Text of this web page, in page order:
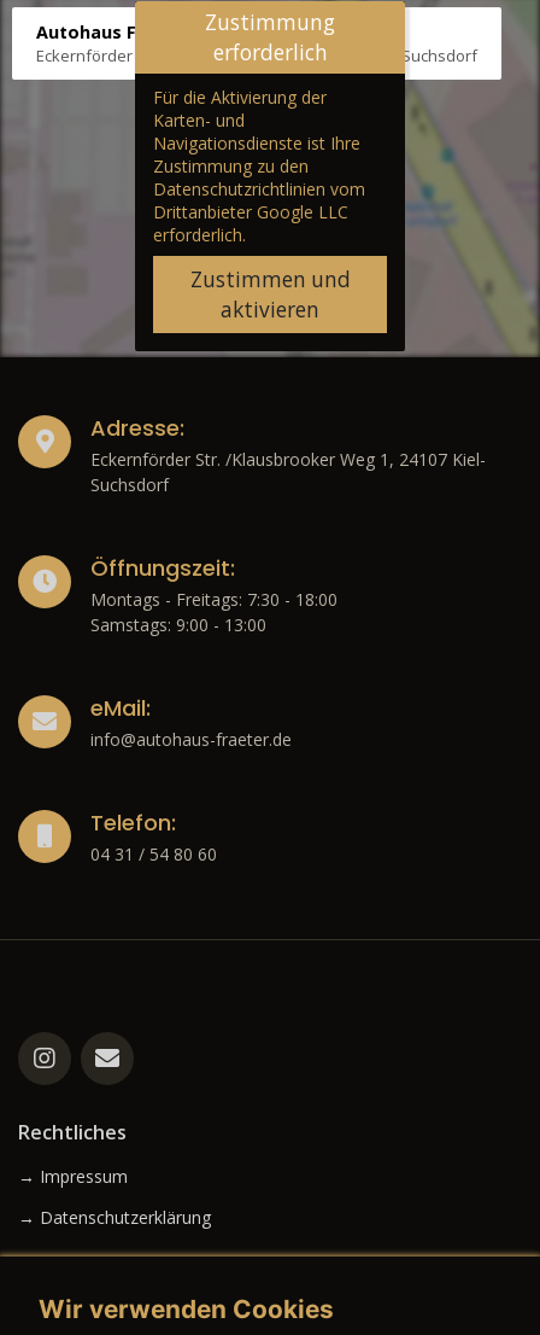
Autohaus Fräter
Eckernförder Str. /Klausbrooker Weg 1, 24107 Kiel-Suchsdorf
Zustimmung
erforderlich
Für die Aktivierung der
Karten- und
Navigationsdienste ist Ihre
Zustimmung zu den
Datenschutzrichtlinien vom
Drittanbieter Google LLC
erforderlich.
Zustimmen und
aktivieren
Adresse:
Eckernförder Str. /Klausbrooker Weg 1, 24107 Kiel-
Suchsdorf
Öffnungszeit:
Montags - Freitags: 7:30 - 18:00
Samstags: 9:00 - 13:00
eMail:
info@autohaus-fraeter.de
Telefon:
04 31 / 54 80 60
Rechtliches
→ Impressum
→ Datenschutzerklärung
Wir verwenden Cookies